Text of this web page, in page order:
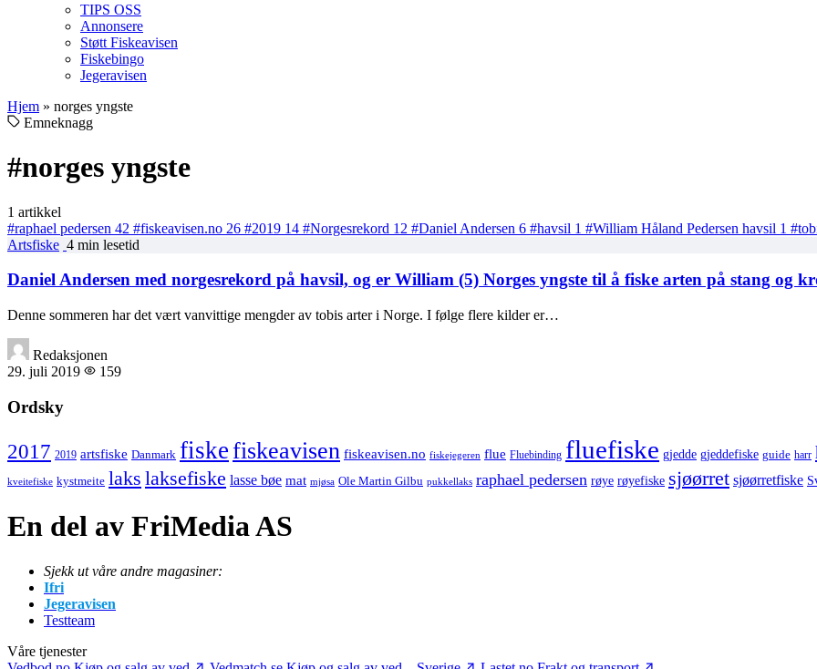
TIPS OSS
Annonsere
Støtt Fiskeavisen
Fiskebingo
Jegeravisen
Hjem » norges yngste
Emneknagg
#norges yngste
1 artikkel
#raphael pedersen 42 #fiskeavisen.no 26 #2019 14 #Norgesrekord 12 #Daniel Andersen 6 #havsil 1 #William Håland Pedersen havsil 1
Artsfiske 4 min lesetid
Daniel Andersen med norgesrekord på havsil, og er William (5) Norges yngste til å fiske arten på stang og
Denne sommeren har det vært vanvittige mengder av tobis arter i Norge. I følge flere kilder er…
Redaksjonen
29. juli 2019
159
Ordsky
2017 2019 artsfiske Danmark fiskefiskeavisen fiskeavisen.no fiskejegeren flue Fluebinding fluefiske gjedde gjeddefiske guide harr
kveitefiske kystmeite laks laksefiske lasse bøe mat mjøsa Ole Martin Gilbu pukkellaks raphael pedersen røye røyefiske sjøørret sjøørretfiske
En del av FriMedia AS
Sjekk ut våre andre magasiner:
Ifri
Jegeravisen
Testteam
Våre tjenester